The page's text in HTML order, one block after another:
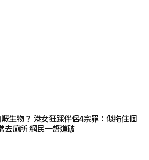
生物？ 港女狂踩伴侶4宗罪：似拖住個
去廁所 網民一語道破